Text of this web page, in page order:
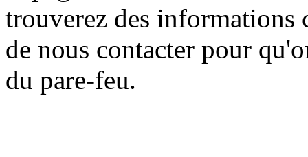
trouverez des informations
de nous contacter pour
du pare-feu.